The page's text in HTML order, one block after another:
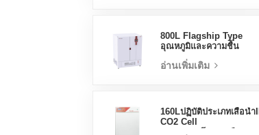
800L Flagship Type
อุณหภูมิและความชื้น
Incubator Chamber
อุปกรณ์ห้องปฏิบัติการ
อ่านเพิ่มเติม
160Lปฏิบัติประเภทเสื้อน้ำ
CO2 Cell